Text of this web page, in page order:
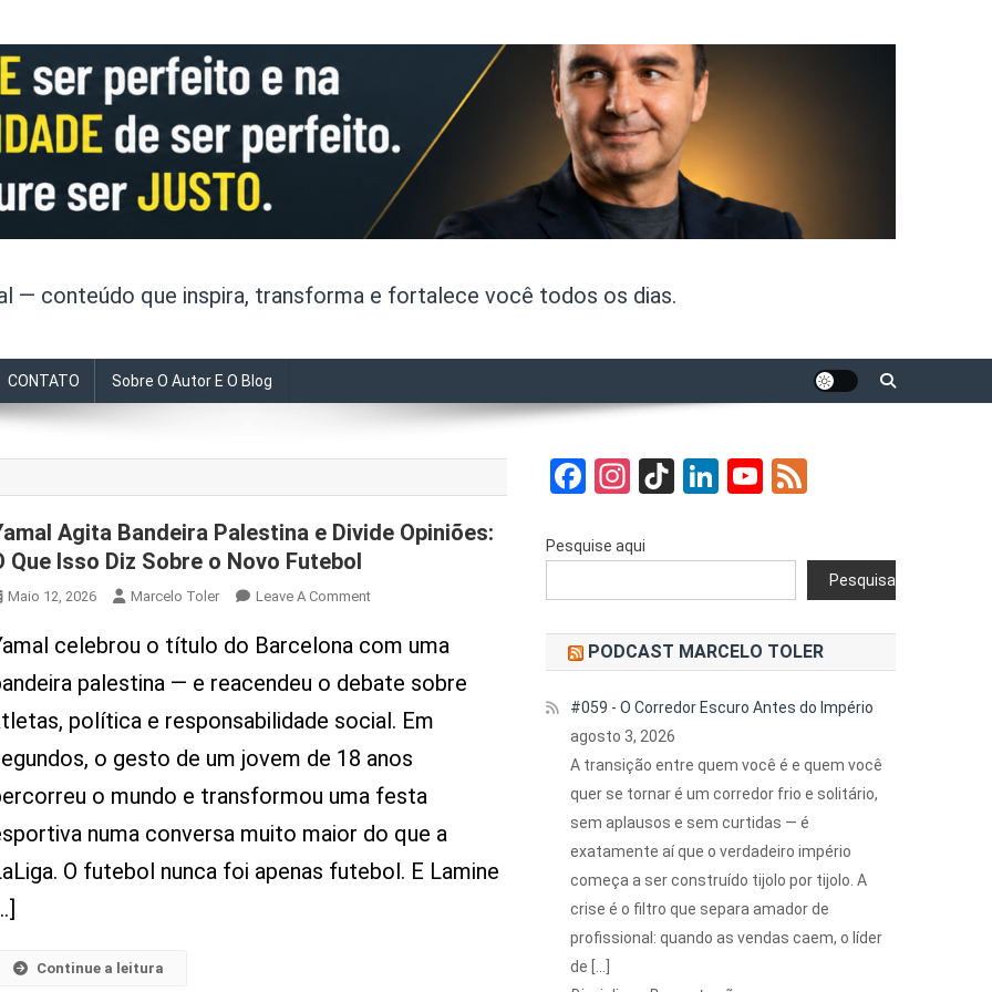
— conteúdo que inspira, transforma e fortalece você todos os dias.
CONTATO Sobre O Autor E O Blog
Agita Bandeira Palestina e Divide Opiniões:
Que Isso Diz Sobre o Novo Futebol
Maio 12, 2026 Marcelo Toler Leave A CommentOn
Agita
E
O
Que
Diz
celebrou o título do Barcelona com uma
palestina — e reacendeu o debate sobre
política e responsabilidade social. Em
o gesto de um jovem de 18 anos
o mundo e transformou uma festa
numa conversa muito maior do que a
O futebol nunca foi apenas futebol. E Lamine
Continue a leitura
Facebook
Instagram
TikTok
LinkedIn
YouTube
Pesquise aqui
Pesquisar
PODCAST MARCELO TOLER
#059 - O Corredor Escuro Antes do Império
agosto 3, 2026
A transição entre quem você é e quem você
quer se tornar é um corredor frio e solitário,
sem aplausos e sem curtidas — é
exatamente aí que o verdadeiro império
começa a ser construído tijolo por tijolo. A
crise é o filtro que separa amador de
profissional: quando as vendas caem, o líder
de […]